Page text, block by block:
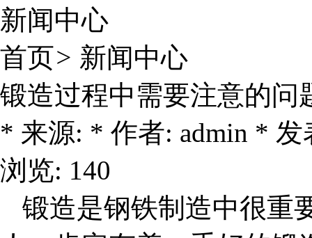
新闻中心
首页> 新闻中心
锻造过程中需要注意的问
* 来源: * 作者: admin * 发
浏览: 140
锻造是钢铁制造中很重